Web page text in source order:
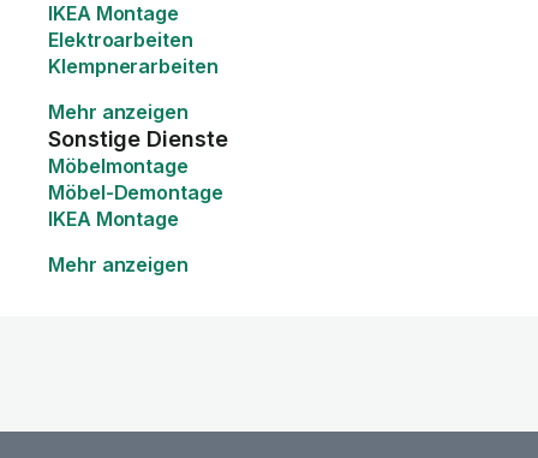
IKEA Montage
Elektroarbeiten
Klempnerarbeiten
Mehr anzeigen
Sonstige Dienste
Möbelmontage
Möbel-Demontage
IKEA Montage
Mehr anzeigen